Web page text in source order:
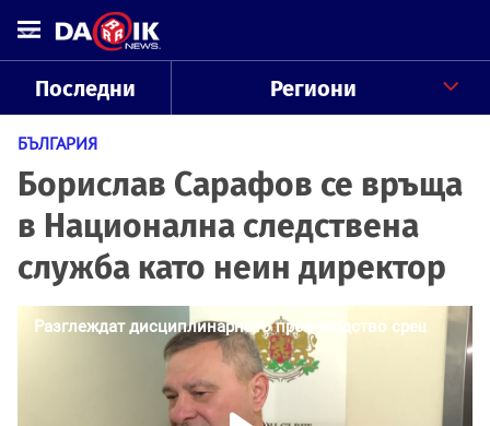
Последни Региони
БЪЛГАРИЯ
Борислав Сарафов се връща
в Национална следствена
служба като неин директор